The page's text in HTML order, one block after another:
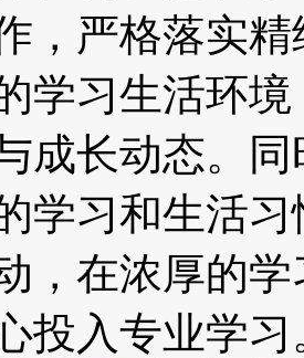
，严格落实
学习生活环
成长动态。
学习和生活
，在浓厚的
投入专业学习